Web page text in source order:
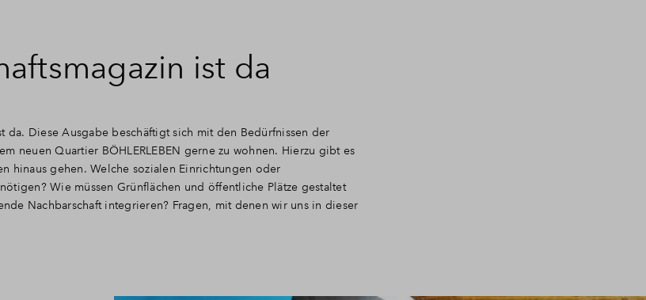
ist da
da. Diese Ausgabe beschäftigt sich mit den Bedürfnissen der
neuen Quartier BÖHLERLEBEN gerne zu wohnen. Hierzu gibt es
hinaus gehen. Welche sozialen Einrichtungen oder
Wie müssen Grünflächen und öffentliche Plätze gestaltet
Nachbarschaft integrieren? Fragen, mit denen wir uns in dieser